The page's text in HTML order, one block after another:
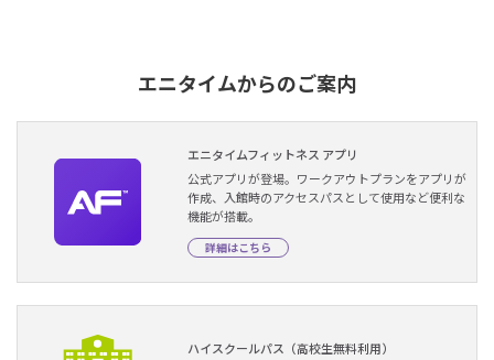
エニタイムからのご案内
エニタイムフィットネス アプリ
公式アプリが登場。ワークアウトプランをアプリが
作成、入館時のアクセスパスとして使用など便利な
機能が搭載。
詳細はこちら
ハイスクールパス（高校生無料利用）